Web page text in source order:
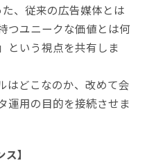
、従来の広告媒体とは
つユニークな価値とは何
という視点を共有しま
はどこなのか、改めて会
運用の目的を接続させま
】